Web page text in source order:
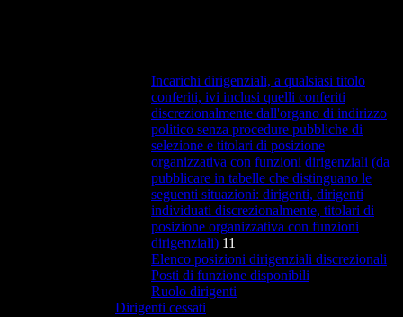
Incarichi dirigenziali, a qualsiasi titolo
conferiti, ivi inclusi quelli conferiti
discrezionalmente dall'organo di indirizzo
politico senza procedure pubbliche di
selezione e titolari di posizione
organizzativa con funzioni dirigenziali (da
pubblicare in tabelle che distinguano le
seguenti situazioni: dirigenti, dirigenti
individuati discrezionalmente, titolari di
posizione organizzativa con funzioni
dirigenziali) 11
Elenco posizioni dirigenziali discrezionali
Posti di funzione disponibili
Ruolo dirigenti
Dirigenti cessati